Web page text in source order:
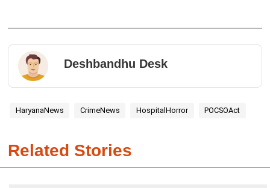
Deshbandhu Desk
HaryanaNews CrimeNews HospitalHorror POCSOAct
Related Stories